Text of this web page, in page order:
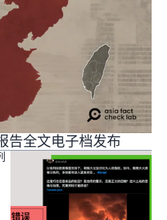
告全文电子档发布